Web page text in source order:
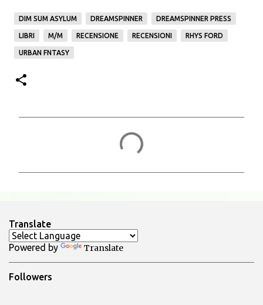
DIM SUM ASYLUM DREAMSPINNER DREAMSPINNER PRESS
LIBRI M/M RECENSIONE RECENSIONI RHYS FORD
URBAN FNTASY
t
i
Translate
Powered by Translate
Followers